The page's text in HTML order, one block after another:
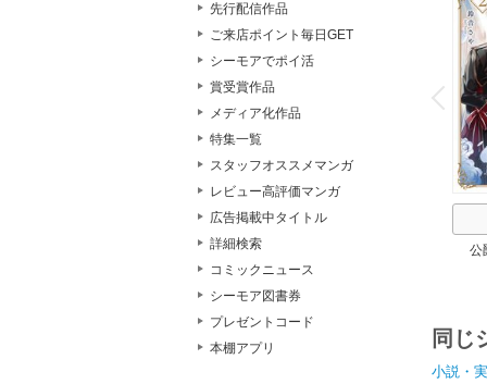
先行配信作品
ご来店ポイント毎日GET
シーモアでポイ活
賞受賞作品
メディア化作品
特集一覧
スタッフオススメマンガ
レビュー高評価マンガ
広告掲載中タイトル
詳細検索
コミックニュース
シーモア図書券
プレゼントコード
本棚アプリ
P
r
e
v
i
o
u
公
同じ
小説・